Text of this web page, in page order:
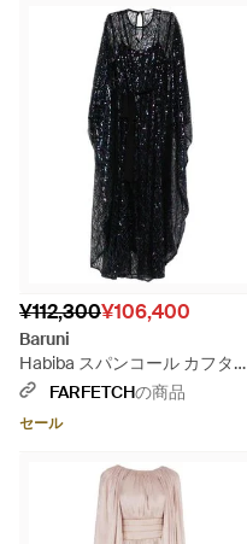
¥112,300¥106,400
Baruni
Habiba スパンコール カフタン
- ブラック
FARFETCHの商品
セール